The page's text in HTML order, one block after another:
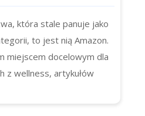
która stale panuje jako
to jest nią Amazon.
miejscem docelowym dla
z wellness, artykułów
telewizyjnych!